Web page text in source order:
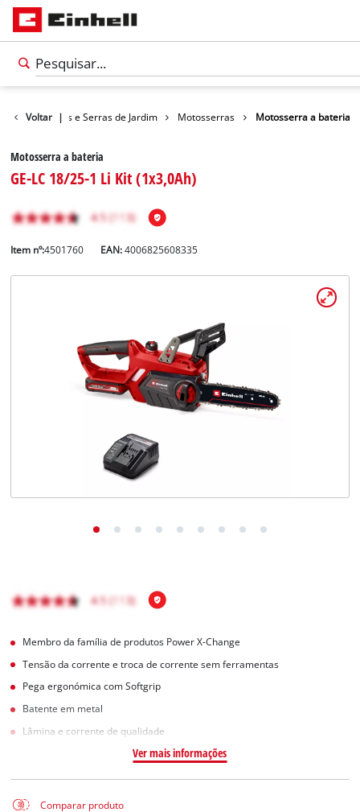
Voltar |
Tesouras e Serras de Jardim Motosserras Motosserra a bateria
Motosserra a bateria
GE-LC 18/25-1 Li Kit (1x3,0Ah)
Item nº:4501760 EAN:4006825608335
Membro da família de produtos Power X-Change
Tensão da corrente e troca de corrente sem ferramentas
Pega ergonómica com Softgrip
Batente em metal
Lâmina e corrente de qualidade
Ver mais informações
Comparar produto